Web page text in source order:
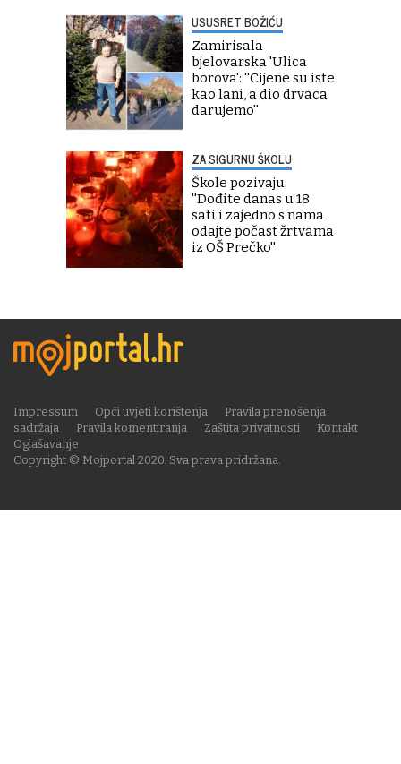
USUSRET BOŽIĆU
Zamirisala
bjelovarska 'Ulica
borova': ''Cijene su iste
kao lani, a dio drvaca
darujemo''
ZA SIGURNU ŠKOLU
Škole pozivaju:
''Dođite danas u 18
sati i zajedno s nama
odajte počast žrtvama
iz OŠ Prečko''
Copyright © Mojportal 2020. Sva prava pridržana.
Impressum Opći uvjeti korištenja
Pravila prenošenja
sadržaja
Pravila komentiranja Zaštita privatnosti
Kontakt
Oglašavanje